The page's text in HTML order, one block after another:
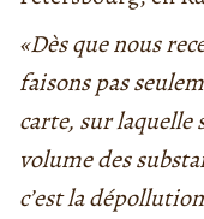
«Dès que nous
faisons pas
carte, sur
volume des
c’est la